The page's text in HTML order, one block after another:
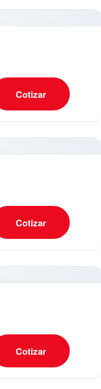
Cotizar
Cotizar
Cotizar